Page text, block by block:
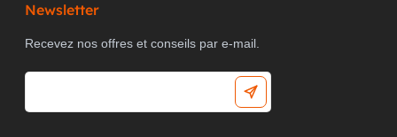
Newsletter
Recevez nos offres et conseils par e-mail.